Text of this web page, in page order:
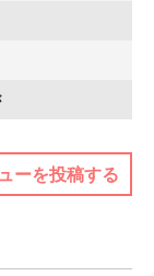
ーを投稿する